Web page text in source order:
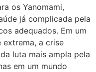
os Yanomami,
já complicada pela
adequados. Em um
extrema, a crise
luta mais ampla pela
em um mundo